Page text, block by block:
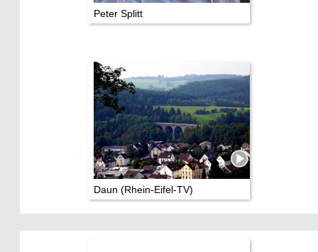
Peter Splitt
Daun (Rhein-Eifel-TV)